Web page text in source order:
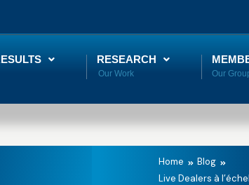
RESEARCH
Home
Blog
Live Dealers à